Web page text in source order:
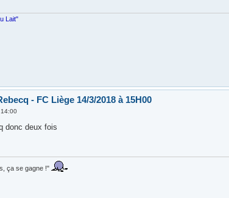
Lait"
- FC Liège 14/3/2018 à 15H00
donc deux fois
ça se gagne !"